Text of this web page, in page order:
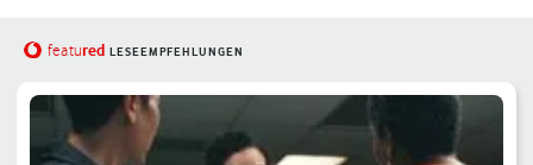
featured LESEEMPFEHLUNGEN